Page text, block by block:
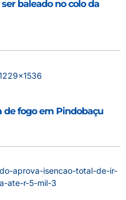
baleado no colo da
de fogo em Pindobaçu